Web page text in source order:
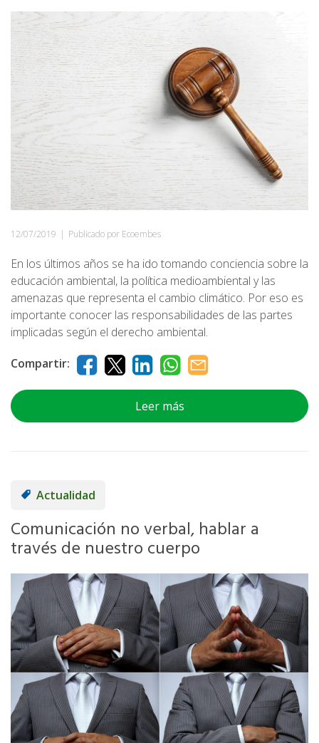
12/07/2019 | Publicado por Ecoembes
En los últimos años se ha ido tomando conciencia sobre la
educación ambiental, la política medioambiental y las
amenazas que representa el cambio climático. Por eso es
importante conocer las responsabilidades de las partes
implicadas según el derecho ambiental.
Compartir:
Leer más
Actualidad
Comunicación no verbal, hablar a
través de nuestro cuerpo